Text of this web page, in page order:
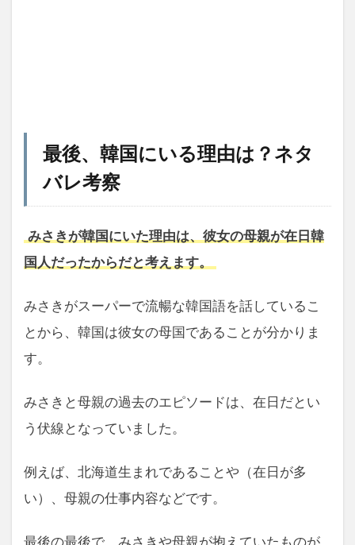
最後、韓国にいる理由は？ネタ
バレ考察
みさきが韓国にいた理由は、彼女の母親が在日韓
国人だったからだと考えます。
みさきがスーパーで流暢な韓国語を話しているこ
とから、韓国は彼女の母国であることが分かりま
す。
みさきと母親の過去のエピソードは、在日だとい
う伏線となっていました。
例えば、北海道生まれであることや（在日が多
い）、母親の仕事内容などです。